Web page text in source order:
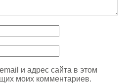
и адрес сайта в этом
моих комментариев.